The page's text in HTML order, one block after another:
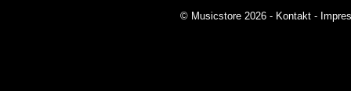
© Musicstore 2026 - Kontakt -